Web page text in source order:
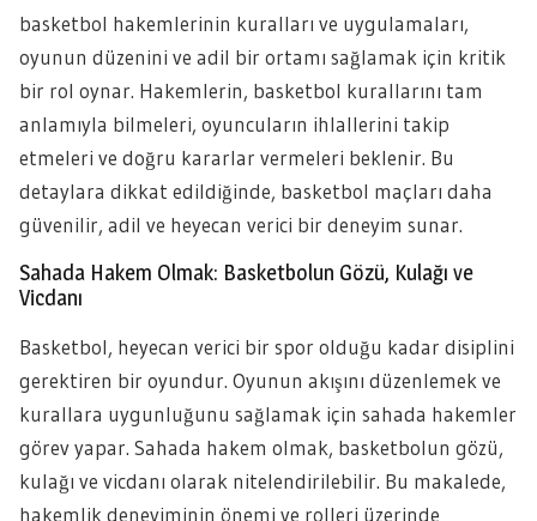
basketbol hakemlerinin kuralları ve uygulamaları,
oyunun düzenini ve adil bir ortamı sağlamak için kritik
bir rol oynar. Hakemlerin, basketbol kurallarını tam
anlamıyla bilmeleri, oyuncuların ihlallerini takip
etmeleri ve doğru kararlar vermeleri beklenir. Bu
detaylara dikkat edildiğinde, basketbol maçları daha
güvenilir, adil ve heyecan verici bir deneyim sunar.
Sahada Hakem Olmak: Basketbolun Gözü, Kulağı ve
Vicdanı
Basketbol, heyecan verici bir spor olduğu kadar disiplini
gerektiren bir oyundur. Oyunun akışını düzenlemek ve
kurallara uygunluğunu sağlamak için sahada hakemler
görev yapar. Sahada hakem olmak, basketbolun gözü,
kulağı ve vicdanı olarak nitelendirilebilir. Bu makalede,
hakemlik deneyiminin önemi ve rolleri üzerinde